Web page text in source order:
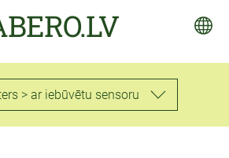
> ar iebūvētu sensoru